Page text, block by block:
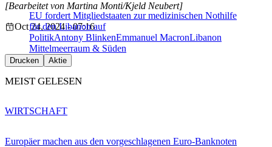
EU fordert Mitgliedstaaten zur medizinischen Nothilfe
für den Libanon auf
[Bearbeitet von Martina Monti/Kjeld Neubert]
Oct 24, 2024 - 07:16
PolitikAntony BlinkenEmmanuel MacronLibanon
Mittelmeerraum & Süden
Drucken Aktie
MEIST GELESEN
Europäer machen aus den vorgeschlagenen Euro-Banknoten
WIRTSCHAFT